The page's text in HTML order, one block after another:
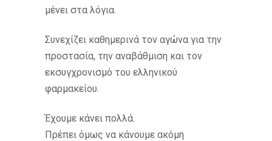
μένει στα λόγια.
Συνεχίζει καθημερινά τον αγώνα για την
προστασία, την αναβάθμιση και τον
εκσυγχρονισμό του ελληνικού
φαρμακείου.
Έχουμε κάνει πολλά.
Πρέπει όμως να κάνουμε ακόμη